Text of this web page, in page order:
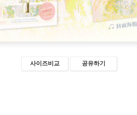
사이즈비교 공유하기